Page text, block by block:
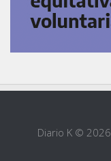
Diario K ©